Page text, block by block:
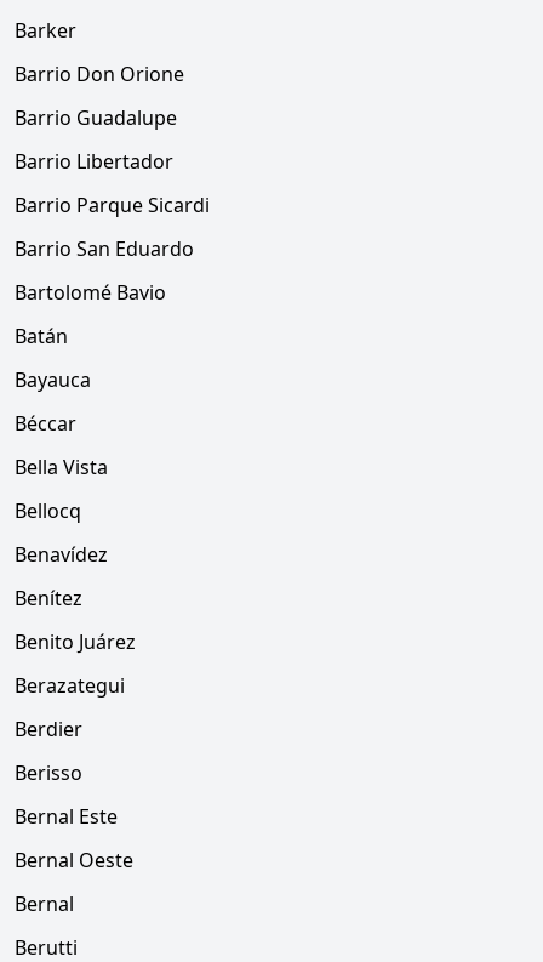
Barker
Barrio Don Orione
Barrio Guadalupe
Barrio Libertador
Barrio Parque Sicardi
Barrio San Eduardo
Bartolomé Bavio
Batán
Bayauca
Béccar
Bella Vista
Bellocq
Benavídez
Benítez
Benito Juárez
Berazategui
Berdier
Berisso
Bernal Este
Bernal Oeste
Bernal
Berutti